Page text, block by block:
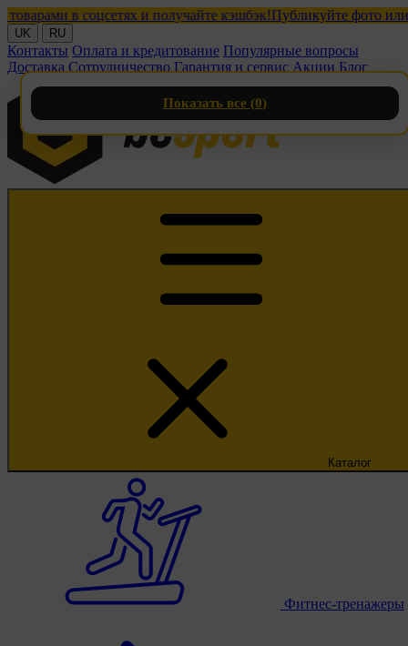
в соцсетях и получайте кэшбэк!Публикуйте фото или
UK RU
Контакты Оплата и кредитование Популярные вопросы
Доставка Сотрудничество Гарантия и сервис Акции Блог
Каталог
Фитнес-тренажеры
Показать все (0)